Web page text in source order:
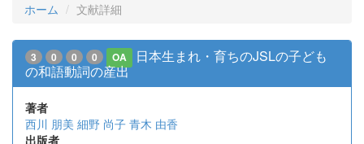
ホーム 文献詳細
3 0 0 0 OA
日本生まれ・育ちのJSLの子ども
の和語動詞の産出
著者
西川 朋美 細野 尚子 青木 由香
出版者